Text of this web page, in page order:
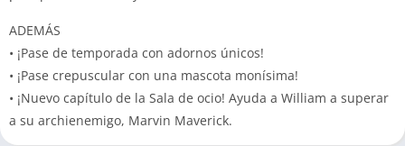
ADEMÁS
• ¡Pase de temporada con adornos únicos!
• ¡Pase crepuscular con una mascota monísima!
• ¡Nuevo capítulo de la Sala de ocio! Ayuda a William a superar
a su archienemigo, Marvin Maverick.